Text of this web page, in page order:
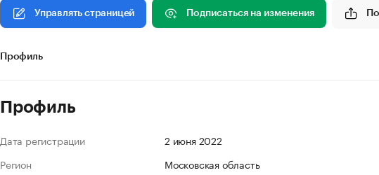
Управлять страницей Подписаться на изменения
Профиль
Профиль
Дата регистрации
2 июня 2022
Регион
Московская область